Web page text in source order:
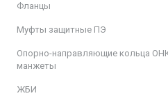
Фланцы
Муфты защитные ПЭ
Опорно-направляющие кольца
манжеты
ЖБИ